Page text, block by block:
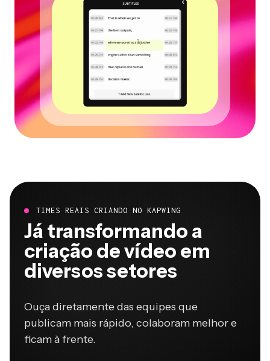
TIMES REAIS CRIANDO NO KAPWING
Já transformando a
criação de vídeo em
diversos setores
Ouça diretamente das equipes que
publicam mais rápido, colaboram melhor e
ficam à frente.